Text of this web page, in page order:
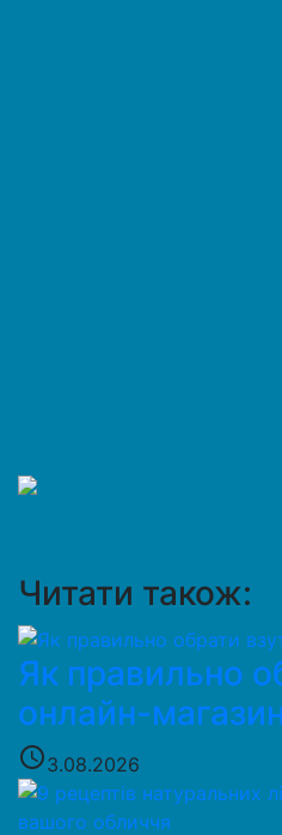
Читати також:
Як правильно
онлайн-
access_time3.08.2026